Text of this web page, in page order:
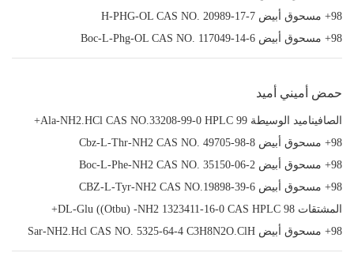
98+ مسحوق أبيض H-PHG-OL CAS NO. 20989-17-7
98+ مسحوق أبيض Boc-L-Phg-OL CAS NO. 117049-14-6
حمض أميني أميد
الصافيناميد الوسيطة Ala-NH2.HCl CAS NO.33208-99-0 HPLC 99+
98+ مسحوق أبيض Cbz-L-Thr-NH2 CAS NO. 49705-98-8
98+ مسحوق أبيض Boc-L-Phe-NH2 CAS NO. 35150-06-2
98+ مسحوق أبيض CBZ-L-Tyr-NH2 CAS NO.19898-39-6
المشتقات DL-Glu ((Otbu) -NH2 1323411-16-0 CAS HPLC 98+
98+ مسحوق أبيض Sar-NH2.Hcl CAS NO. 5325-64-4 C3H8N2O.ClH